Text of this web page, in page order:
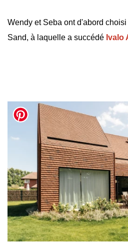
Wendy et Seba ont d'abord
Sand, à laquelle a succédé Ivalo